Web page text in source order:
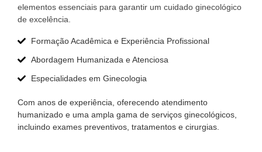
elementos essenciais para garantir um cuidado ginecológico
de excelência.
Formação Acadêmica e Experiência Profissional
Abordagem Humanizada e Atenciosa
Especialidades em Ginecologia
Com anos de experiência, oferecendo atendimento
humanizado e uma ampla gama de serviços ginecológicos,
incluindo exames preventivos, tratamentos e cirurgias.